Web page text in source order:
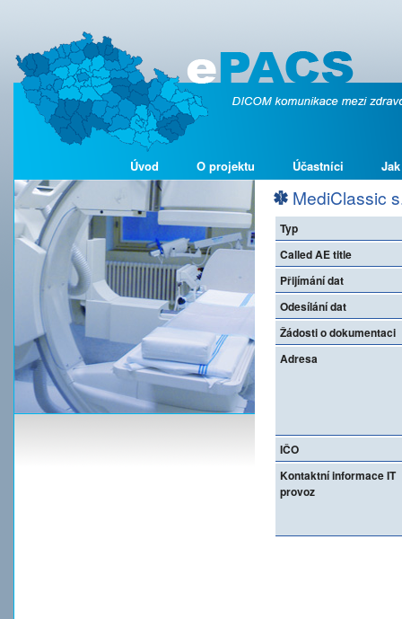
Úvod O projektu Účastníci
MediClassic
Typ
Called AE title
Přijímání dat
Odesílání dat
Žádosti o dokumentaci
Adresa
IČO
Kontaktní informace IT
provoz